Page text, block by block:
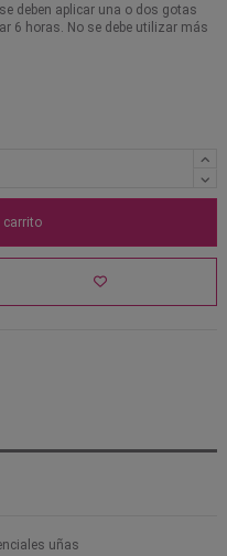
deben aplicar una o dos gotas
6 horas. No se debe utilizar más
carrito
uñas